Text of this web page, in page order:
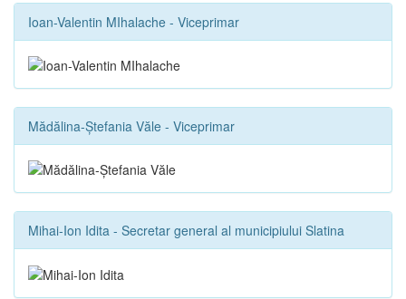
Ioan-Valentin MIhalache - Viceprimar
Mădălina-Ștefania Văle - Viceprimar
Mihai-Ion Idita - Secretar general al municipiului Slatina